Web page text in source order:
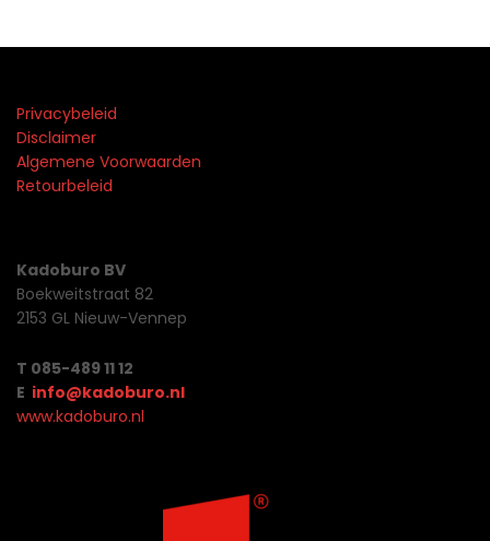
Privacybeleid
Disclaimer
Algemene Voorwaarden
Retourbeleid
Kadoburo BV
Boekweitstraat 82
2153 GL Nieuw-Vennep
T 085-489 11 12
E info@kadoburo.nl
www.kadoburo.nl